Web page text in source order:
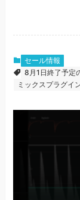
セール情報
8月1日終了予定
ミックスプラグイ